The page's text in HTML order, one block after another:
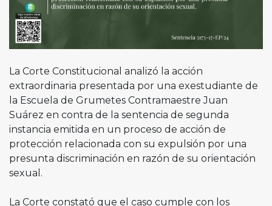
La Corte Constitucional analizó la acción
extraordinaria presentada por una exestudiante de
la Escuela de Grumetes Contramaestre Juan
Suárez en contra de la sentencia de segunda
instancia emitida en un proceso de acción de
protección relacionada con su expulsión por una
presunta discriminación en razón de su orientación
sexual.
La Corte constató que el caso cumple con los